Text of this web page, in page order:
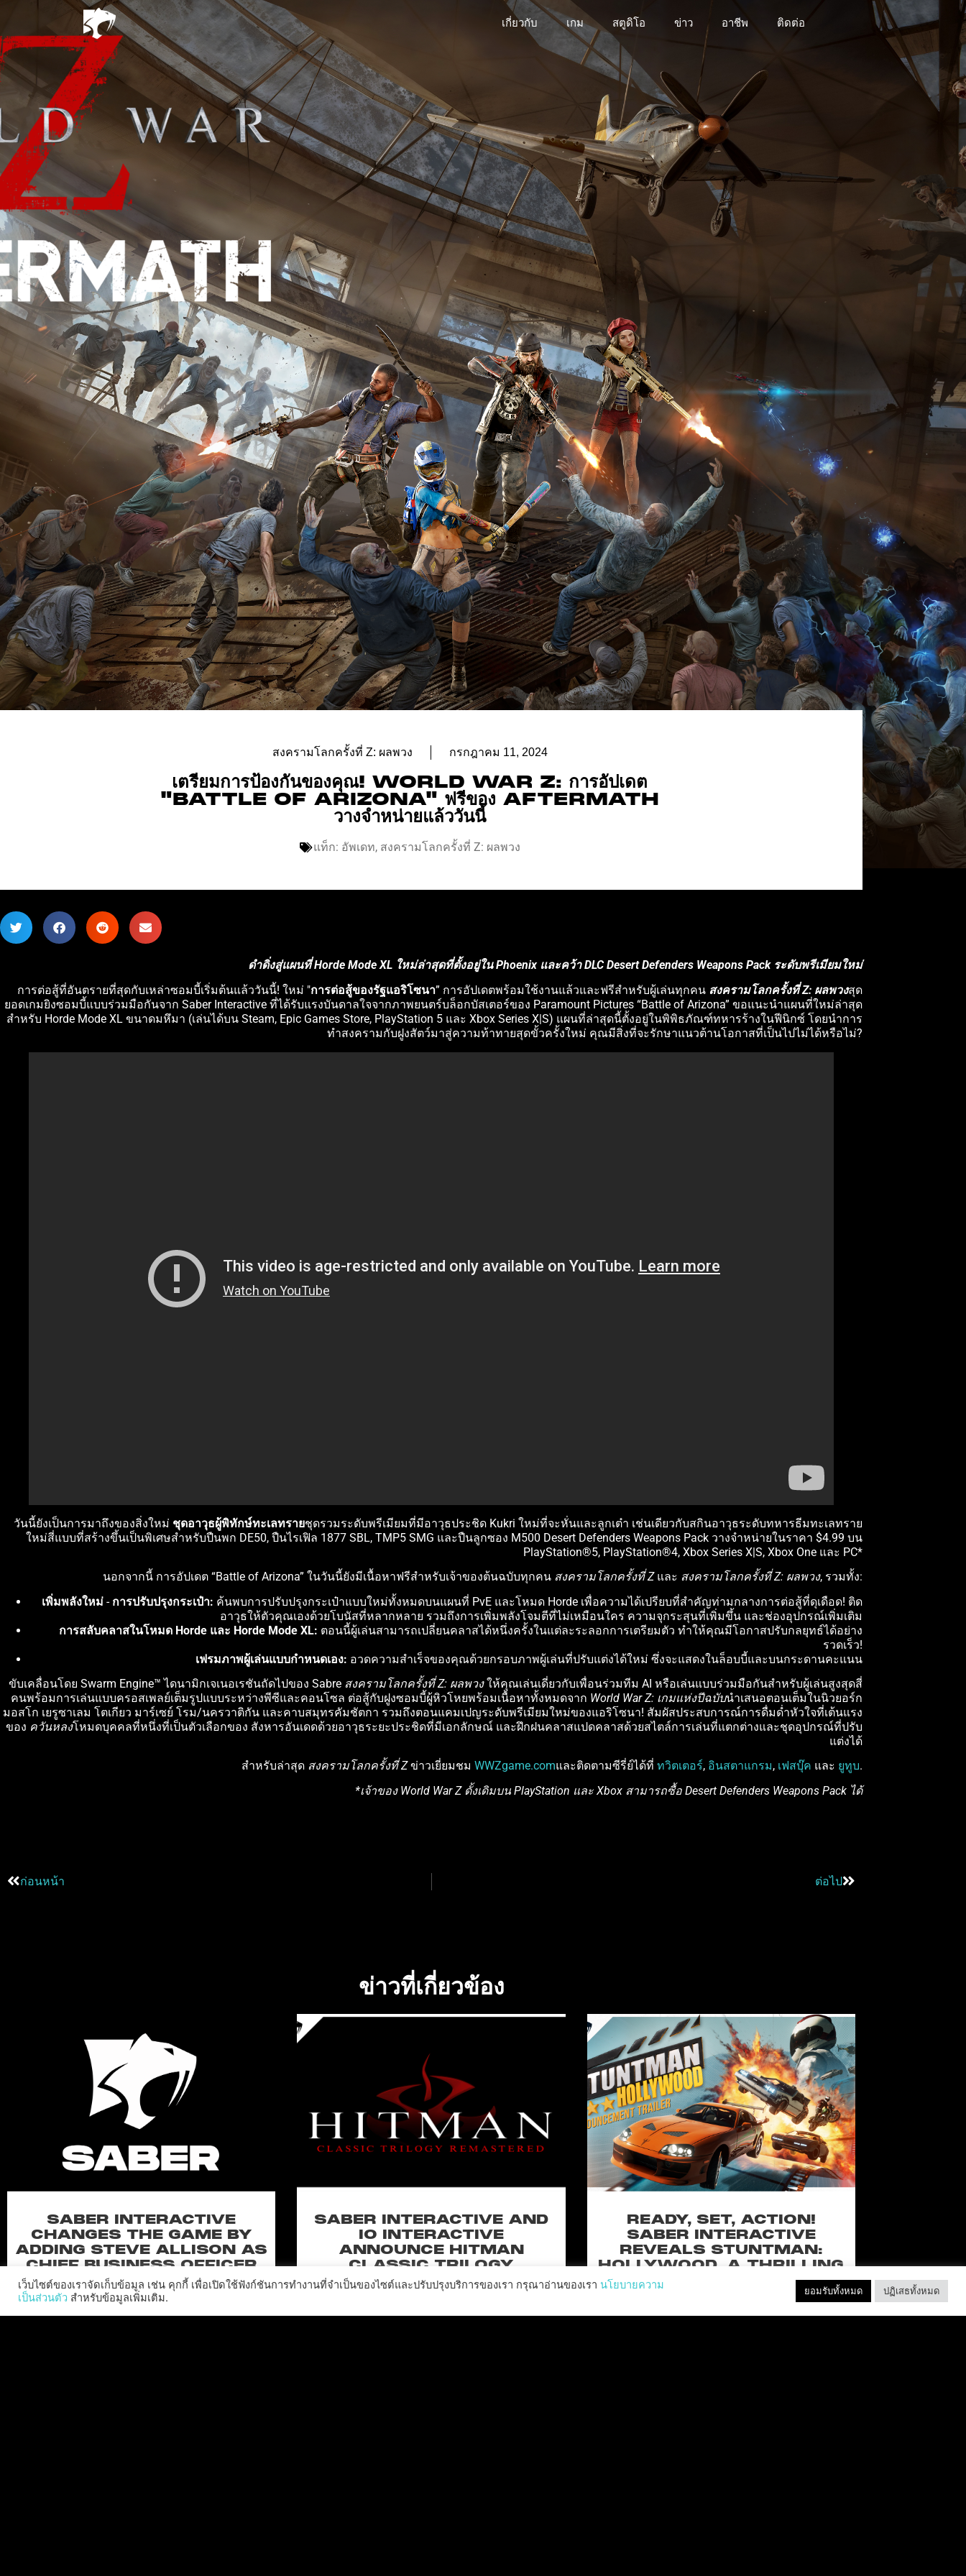
เกี่ยวกับ เกม สตูดิโอ ข่าว อาชีพ ติดต่อ
สงครามโลกครั้งที่ Z: ผลพวง กรกฎาคม 11, 2024
เตรียมการป้องกันของคุณ! WORLD WAR Z: การอัปเดต
"BATTLE OF ARIZONA" ฟรีของ AFTERMATH
วางจำหน่ายแล้ววันนี้
แท็ก: อัพเดท, สงครามโลกครั้งที่ Z: ผลพวง
ดำดิ่งสู่แผนที่ Horde Mode XL ใหม่ล่าสุดที่ตั้งอยู่ใน Phoenix และคว้า DLC Desert Defenders Weapons Pack ระดับพรีเมียมใหม่
การต่อสู้ที่อันตรายที่สุดกับเหล่าซอมบี้เริ่มต้นแล้ววันนี้! ใหม่ "การต่อสู้ของรัฐแอริโซนา” การอัปเดตพร้อมใช้งานแล้วและฟรีสำหรับผู้เล่นทุกคน สงครามโลกครั้งที่ Z: ผลพวงสุด
ยอดเกมยิงซอมบี้แบบร่วมมือกันจาก Saber Interactive ที่ได้รับแรงบันดาลใจจากภาพยนตร์บล็อกบัสเตอร์ของ Paramount Pictures “Battle of Arizona” ขอแนะนำแผนที่ใหม่ล่าสุด
สำหรับ Horde Mode XL ขนาดมหึมา (เล่นได้บน Steam, Epic Games Store, PlayStation 5 และ Xbox Series X|S) แผนที่ล่าสุดนี้ตั้งอยู่ในพิพิธภัณฑ์ทหารร้างในฟีนิกซ์ โดยนำการ
ทำสงครามกับฝูงสัตว์มาสู่ความท้าทายสุดขั้วครั้งใหม่ คุณมีสิ่งที่จะรักษาแนวต้านโอกาสที่เป็นไปไม่ได้หรือไม่?
วันนี้ยังเป็นการมาถึงของสิ่งใหม่ ชุดอาวุธผู้พิทักษ์ทะเลทรายชุดรวมระดับพรีเมียมที่มีอาวุธประชิด Kukri ใหม่ที่จะหั่นและลูกเต๋า เช่นเดียวกับสกินอาวุธระดับทหารธีมทะเลทราย
ใหม่สี่แบบที่สร้างขึ้นเป็นพิเศษสำหรับปืนพก DE50, ปืนไรเฟิล 1877 SBL, TMP5 SMG และปืนลูกซอง M500 Desert Defenders Weapons Pack วางจำหน่ายในราคา $4.99 บน
PlayStation®5, PlayStation®4, Xbox Series X|S, Xbox One และ PC*
นอกจากนี้ การอัปเดต “Battle of Arizona” ในวันนี้ยังมีเนื้อหาฟรีสำหรับเจ้าของต้นฉบับทุกคน สงครามโลกครั้งที่ Z และ สงครามโลกครั้งที่ Z: ผลพวง, รวมทั้ง:
เพิ่มพลังใหม่ -การปรับปรุงกระเป๋า: ค้นพบการปรับปรุงกระเป๋าแบบใหม่ทั้งหมดบนแผนที่ PvE และโหมด Horde เพื่อความได้เปรียบที่สำคัญท่ามกลางการต่อสู้ที่ดุเดือด! ติด
อาวุธให้ตัวคุณเองด้วยโบนัสที่หลากหลาย รวมถึงการเพิ่มพลังโจมตีที่ไม่เหมือนใคร ความจุกระสุนที่เพิ่มขึ้น และช่องอุปกรณ์เพิ่มเติม
การสลับคลาสในโหมด Horde และ Horde Mode XL: ตอนนี้ผู้เล่นสามารถเปลี่ยนคลาสได้หนึ่งครั้งในแต่ละระลอกการเตรียมตัว ทำให้คุณมีโอกาสปรับกลยุทธ์ได้อย่าง
รวดเร็ว!
เฟรมภาพผู้เล่นแบบกำหนดเอง: อวดความสำเร็จของคุณด้วยกรอบภาพผู้เล่นที่ปรับแต่งได้ใหม่ ซึ่งจะแสดงในล็อบบี้และบนกระดานคะแนน
ขับเคลื่อนโดย Swarm Engine™ ไดนามิกเจเนอเรชันถัดไปของ Sabre สงครามโลกครั้งที่ Z: ผลพวงให้คุณเล่นเดี่ยวกับเพื่อนร่วมทีม AI หรือเล่นแบบร่วมมือกันสำหรับผู้เล่นสูงสุดสี่
คนพร้อมการเล่นแบบครอสเพลย์เต็มรูปแบบระหว่างพีซีและคอนโซล ต่อสู้กับฝูงซอมบี้ผู้หิวโหยพร้อมเนื้อหาทั้งหมดจาก World War Z: เกมแห่งปีฉบับนำเสนอตอนเต็มในนิวยอร์ก
มอสโก เยรูซาเลม โตเกียว มาร์เซย์ โรม/นครวาติกัน และคาบสมุทรคัมชัตกา รวมถึงตอนแคมเปญระดับพรีเมียมใหม่ของแอริโซนา! สัมผัสประสบการณ์การดื่มด่ำหัวใจที่เต้นแรง
ของ ควันหลงโหมดบุคคลที่หนึ่งที่เป็นตัวเลือกของ สังหารอันเดดด้วยอาวุธระยะประชิดที่มีเอกลักษณ์ และฝึกฝนคลาสแปดคลาสด้วยสไตล์การเล่นที่แตกต่างและชุดอุปกรณ์ที่ปรับ
แต่งได้
สำหรับล่าสุด สงครามโลกครั้งที่ Zข่าวเยี่ยมชม WWZgame.comและติดตามซีรี่ย์ได้ที่ ทวิตเตอร์, อินสตาแกรม, เฟสบุ๊ค และ ยูทูบ.
*เจ้าของ World War Z ดั้งเดิมบน PlayStation และ Xbox สามารถซื้อ Desert Defenders Weapons Pack ได้
ก่อนหน้า ต่อไป
ข่าวที่เกี่ยวข้อง
SABER INTERACTIVE
CHANGES THE GAME BY
ADDING STEVE ALLISON AS
CHIEF BUSINESS OFFICER
Allison will lead business development and
strategy for the worldwide publisher and
developer’s portfolio of highly anticipated titles,
SABER INTERACTIVE AND
IO INTERACTIVE
ANNOUNCE HITMAN
CLASSIC TRILOGY
REMASTERED, COMING TO
PC, PLAYSTATION®5 &
READY, SET, ACTION!
SABER INTERACTIVE
REVEALS STUNTMAN:
HOLLYWOOD, A THRILLING
NEW RIDE FROM THE
CLASSIC ACTION-RACING
เว็บไซต์ของเราจัดเก็บข้อมูล เช่น คุกกี้ เพื่อเปิดใช้ฟังก์ชันการทำงานที่จำเป็นของไซต์และปรับปรุงบริการของเรา กรุณาอ่านของเรา นโยบายความ
เป็นส่วนตัว สำหรับข้อมูลเพิ่มเติม.
ยอมรับทั้งหมด ปฏิเสธทั้งหมด